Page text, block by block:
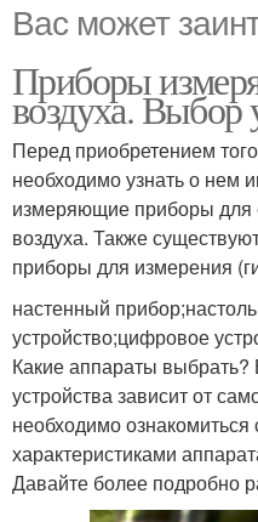
Вас может
Приборы
воздуха. Выбор
Перед приобретением
необходимо узнать о нем
измеряющие приборы для
воздуха. Также
приборы для измерения
настенный
устройство;цифровое
Какие аппараты
устройства зависит от
необходимо ознакомиться
характеристиками
Давайте более подробно